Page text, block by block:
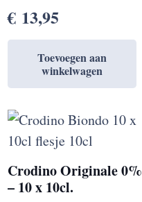
€ 13,95
Toevoegen aan
winkelwagen
Crodino Originale 0%
– 10 x 10cl.